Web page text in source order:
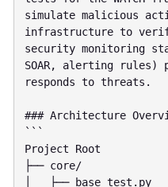
simulate malicious
infrastructure to
security monitoring
SOAR, alerting rules)
responds to threats.
### Architecture
```
Project Root
├── core/
│   ├──